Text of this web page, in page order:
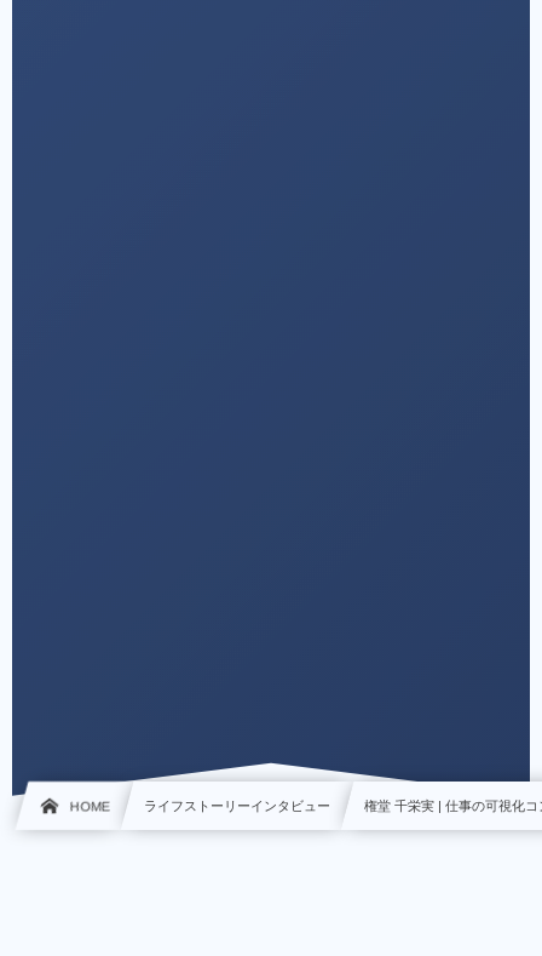
HOME ライフストーリーインタビュー 権堂 千栄実 | 仕事の可視化